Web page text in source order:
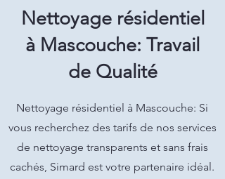
Nettoyage résidentiel
à Mascouche: Travail
de Qualité
Nettoyage résidentiel à Mascouche: Si
vous recherchez des tarifs de nos services
de nettoyage transparents et sans frais
cachés, Simard est votre partenaire idéal.